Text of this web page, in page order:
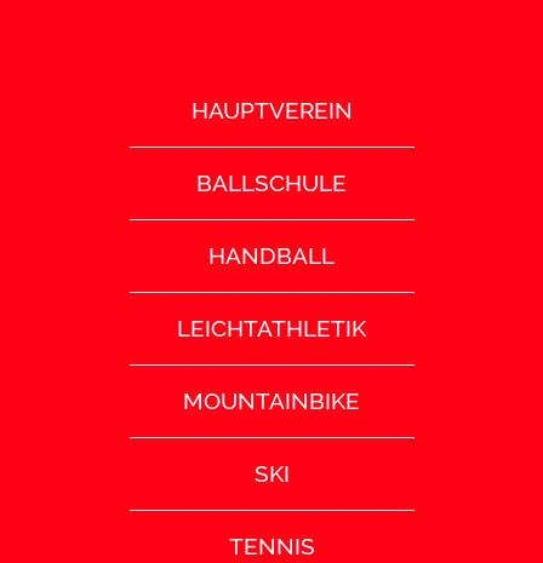
HAUPTVEREIN
BALLSCHULE
HANDBALL
LEICHTATHLETIK
MOUNTAINBIKE
SKI
TENNIS